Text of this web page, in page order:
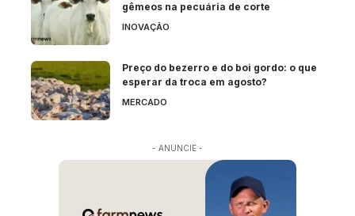
gêmeos na pecuária de corte
INOVAÇÃO
Preço do bezerro e do boi gordo: o que
esperar da troca em agosto?
MERCADO
- ANUNCIE -